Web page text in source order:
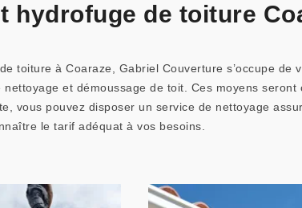
hydrofuge de toiture
toiture à Coaraze, Gabriel Couverture s’occupe de
et démoussage de toit. Ces moyens
vous pouvez disposer un service de nettoyage
le tarif adéquat à vos besoins.